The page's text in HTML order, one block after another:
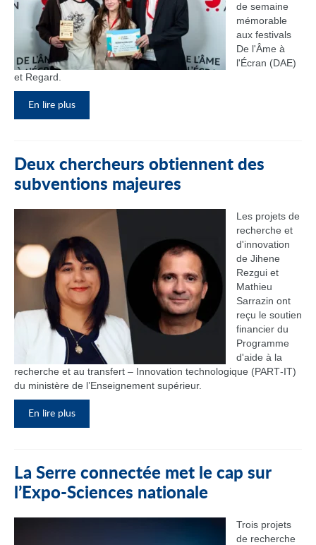
de semaine
mémorable
aux festivals
De l'Âme à
l'Écran (DAE)
et Regard.
En lire plus
Deux chercheurs obtiennent des
subventions majeures
Les projets de
recherche et
d'innovation
de Jihene
Rezgui et
Mathieu
Sarrazin ont
reçu le soutien
financier du
Programme
d'aide à la
recherche et au transfert – Innovation technologique (PART‑IT)
du ministère de l’Enseignement supérieur.
En lire plus
La Serre connectée met le cap sur
l’Expo-Sciences nationale
Trois projets
de recherche